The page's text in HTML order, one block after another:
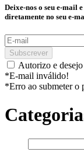
Deixe-nos o seu e-mail
diretamente no seu e-
Subscrever
Autorizo e
*E-mail inválido!
*Erro ao submeter o